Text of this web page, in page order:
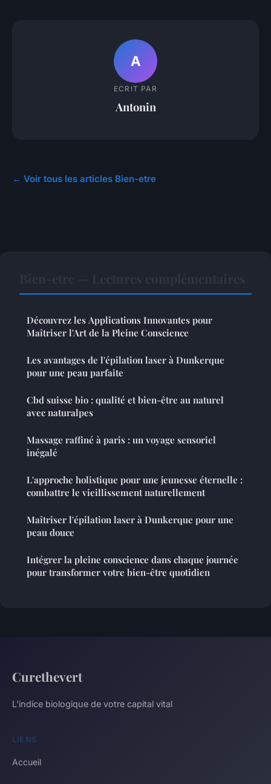
A
ECRIT PAR
Antonin
← Voir tous les articles Bien-etre
Découvrez les Applications Innovantes pour
Maîtriser l'Art de la Pleine Conscience
Les avantages de l'épilation laser à Dunkerque
pour une peau parfaite
Cbd suisse bio : qualité et bien-être au naturel
avec naturalpes
Massage raffiné à paris : un voyage sensoriel
inégalé
L'approche holistique pour une jeunesse éternelle :
combattre le vieillissement naturellement
Maîtriser l'épilation laser à Dunkerque pour une
peau douce
Intégrer la pleine conscience dans chaque journée
pour transformer votre bien-être quotidien
Curethevert
L'indice biologique de votre capital vital
LIENS
Accueil